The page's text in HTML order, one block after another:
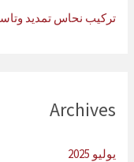
تركيب نحاس تمديد
Archives
يوليو 2025